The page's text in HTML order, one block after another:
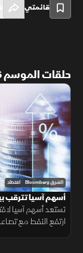
قائمتي
حلقات الموسم 2026
الشرق Bloomberg اقتصاد
أسهم آسيا تترقب
توترات "هرمز"
تستعد أسهم آسيا
ارتفع النفط مع